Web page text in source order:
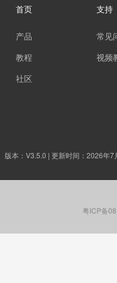
首页
产品
教程
社区
支持
常见
视频
版本： V3.5.0 | 更新时间：2026年
粤ICP备